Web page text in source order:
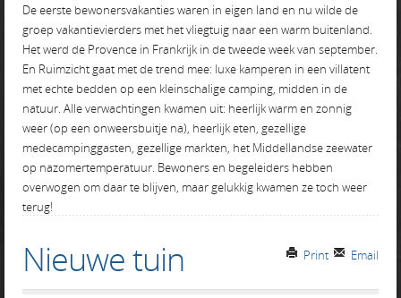
De eerste bewonersvakanties waren in eigen land en nu wilde de
groep vakantievierders met het vliegtuig naar een warm buitenland.
Het werd de Provence in Frankrijk in de tweede week van september.
En Ruimzicht gaat met de trend mee: luxe kamperen in een villatent
met echte bedden op een kleinschalige camping, midden in de
natuur. Alle verwachtingen kwamen uit: heerlijk warm en zonnig
weer (op een onweersbuitje na), heerlijk eten, gezellige
medecampinggasten, gezellige markten, het Middellandse zeewater
op nazomertemperatuur. Bewoners en begeleiders hebben
overwogen om daar te blijven, maar gelukkig kwamen ze toch weer
terug!
Email
Print
Nieuwe tuin